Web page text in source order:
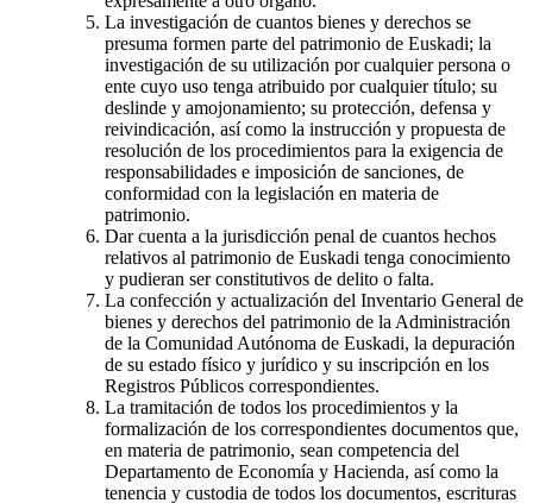
La investigación de cuantos bienes y derechos se
presuma formen parte del patrimonio de Euskadi; la
investigación de su utilización por cualquier persona o
ente cuyo uso tenga atribuido por cualquier título; su
deslinde y amojonamiento; su protección, defensa y
reivindicación, así como la instrucción y propuesta de
resolución de los procedimientos para la exigencia de
responsabilidades e imposición de sanciones, de
conformidad con la legislación en materia de
patrimonio.
Dar cuenta a la jurisdicción penal de cuantos hechos
relativos al patrimonio de Euskadi tenga conocimiento
y pudieran ser constitutivos de delito o falta.
La confección y actualización del Inventario General de
bienes y derechos del patrimonio de la Administración
de la Comunidad Autónoma de Euskadi, la depuración
de su estado físico y jurídico y su inscripción en los
Registros Públicos correspondientes.
La tramitación de todos los procedimientos y la
formalización de los correspondientes documentos que,
en materia de patrimonio, sean competencia del
Departamento de Economía y Hacienda, así como la
tenencia y custodia de todos los documentos, escrituras